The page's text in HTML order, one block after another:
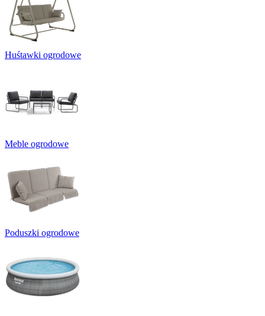
Huśtawki ogrodowe
Meble ogrodowe
Poduszki ogrodowe